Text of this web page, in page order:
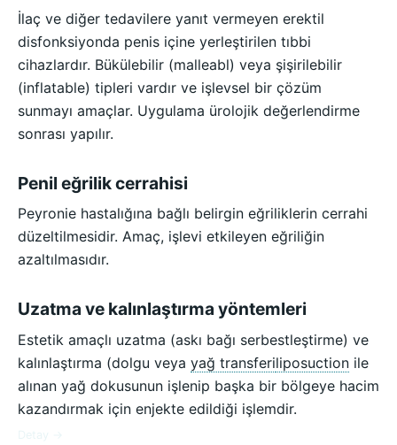
İlaç ve diğer tedavilere yanıt vermeyen erektil
disfonksiyonda penis içine yerleştirilen tıbbi
cihazlardır. Bükülebilir (malleabl) veya şişirilebilir
(inflatable) tipleri vardır ve işlevsel bir çözüm
sunmayı amaçlar. Uygulama ürolojik değerlendirme
sonrası yapılır.
Penil eğrilik cerrahisi
Peyronie hastalığına bağlı belirgin eğriliklerin cerrahi
düzeltilmesidir. Amaç, işlevi etkileyen eğriliğin
azaltılmasıdır.
Uzatma ve kalınlaştırma yöntemleri
Estetik amaçlı uzatma (askı bağı serbestleştirme) ve
kalınlaştırma (dolgu veya yağ transferiliposuction ile
alınan yağ dokusunun işlenip başka bir bölgeye hacim
kazandırmak için enjekte edildiği işlemdir.